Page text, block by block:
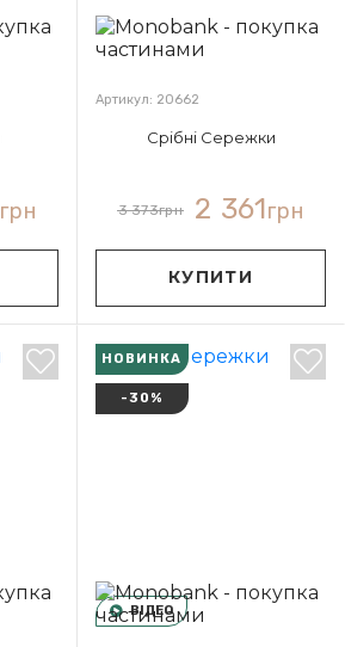
грн
Артикул: 20662
Срібні Сережки
3 373грн 2 361грн
КУПИТИ
НОВИНКА
-30%
ВІДЕО